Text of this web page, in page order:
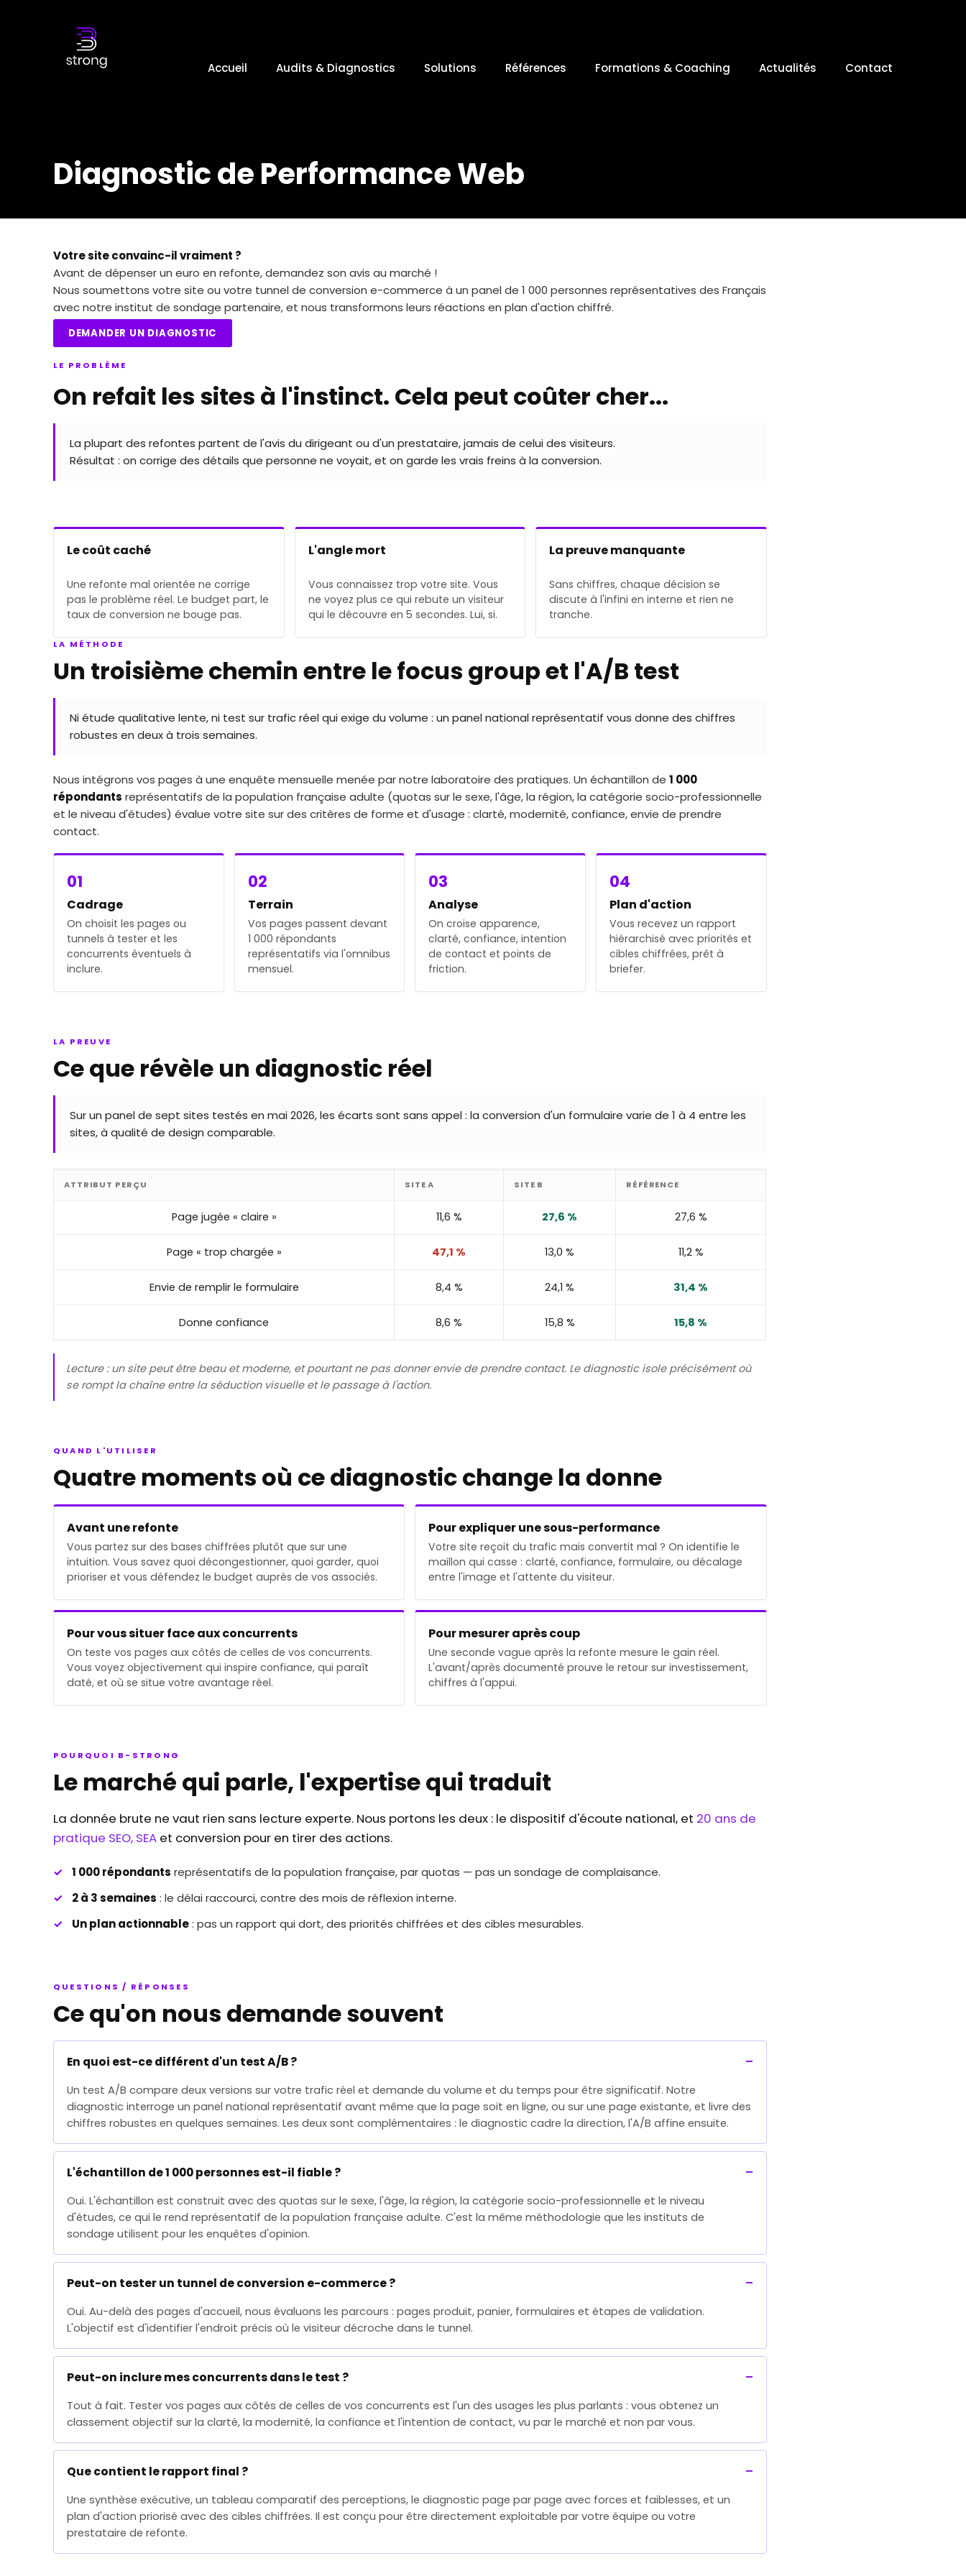
Accueil Audits & Diagnostics Solutions Références Formations & Coaching Actualités Contact
Diagnostic de Performance Web
Votre site convainc-il vraiment ?
Avant de dépenser un euro en refonte, demandez son avis au marché !
Nous soumettons votre site ou votre tunnel de conversion e-commerce à un panel de 1 000 personnes représentatives des Français
avec notre institut de sondage partenaire, et nous transformons leurs réactions en plan d'action chiffré.
DEMANDER UN DIAGNOSTIC
LE PROBLÈME
On refait les sites à l'instinct. Cela peut coûter cher...
La plupart des refontes partent de l'avis du dirigeant ou d'un prestataire, jamais de celui des visiteurs.
Résultat : on corrige des détails que personne ne voyait, et on garde les vrais freins à la conversion.
Le coût caché
Une refonte mal orientée ne corrige
pas le problème réel. Le budget part, le
taux de conversion ne bouge pas.
L'angle mort
Vous connaissez trop votre site. Vous
ne voyez plus ce qui rebute un visiteur
qui le découvre en 5 secondes. Lui, si.
La preuve manquante
Sans chiffres, chaque décision se
discute à l'infini en interne et rien ne
tranche.
LA MÉTHODE
Un troisième chemin entre le focus group et l'A/B test
Ni étude qualitative lente, ni test sur trafic réel qui exige du volume : un panel national représentatif vous donne des chiffres
robustes en deux à trois semaines.
Nous intégrons vos pages à une enquête mensuelle menée par notre laboratoire des pratiques. Un échantillon de 1 000
répondants représentatifs de la population française adulte (quotas sur le sexe, l'âge, la région, la catégorie socio-professionnelle
et le niveau d'études) évalue votre site sur des critères de forme et d'usage : clarté, modernité, confiance, envie de prendre
contact.
01
Cadrage
On choisit les pages ou
tunnels à tester et les
concurrents éventuels à
inclure.
02
Terrain
Vos pages passent devant
1 000 répondants
représentatifs via l'omnibus
mensuel.
03
Analyse
On croise apparence,
clarté, confiance, intention
de contact et points de
friction.
04
Plan d'action
Vous recevez un rapport
hiérarchisé avec priorités et
cibles chiffrées, prêt à
briefer.
LA PREUVE
Ce que révèle un diagnostic réel
Sur un panel de sept sites testés en mai 2026, les écarts sont sans appel : la conversion d'un formulaire varie de 1 à 4 entre les
sites, à qualité de design comparable.
ATTRIBUT PERÇU SITE A SITE B RÉFÉRENCE
Page jugée « claire » 11,6 % 27,6 % 27,6 %
Page « trop chargée » 47,1 % 13,0 % 11,2 %
Envie de remplir le formulaire 8,4 % 24,1 % 31,4 %
Donne confiance 8,6 % 15,8 % 15,8 %
Lecture : un site peut être beau et moderne, et pourtant ne pas donner envie de prendre contact. Le diagnostic isole précisément où
se rompt la chaîne entre la séduction visuelle et le passage à l'action.
QUAND L'UTILISER
Quatre moments où ce diagnostic change la donne
Avant une refonte
Vous partez sur des bases chiffrées plutôt que sur une
intuition. Vous savez quoi décongestionner, quoi garder, quoi
prioriser et vous défendez le budget auprès de vos associés.
Pour expliquer une sous-performance
Votre site reçoit du trafic mais convertit mal ? On identifie le
maillon qui casse : clarté, confiance, formulaire, ou décalage
entre l'image et l'attente du visiteur.
Pour vous situer face aux concurrents
On teste vos pages aux côtés de celles de vos concurrents.
Vous voyez objectivement qui inspire confiance, qui paraît
daté, et où se situe votre avantage réel.
Pour mesurer après coup
Une seconde vague après la refonte mesure le gain réel.
L'avant/après documenté prouve le retour sur investissement,
chiffres à l'appui.
POURQUOI B-STRONG
Le marché qui parle, l'expertise qui traduit
La donnée brute ne vaut rien sans lecture experte. Nous portons les deux : le dispositif d'écoute national, et 20 ans de
pratique SEO, SEA et conversion pour en tirer des actions.
1 000 répondants représentatifs de la population française, par quotas — pas un sondage de complaisance.
2 à 3 semaines : le délai raccourci, contre des mois de réflexion interne.
Un plan actionnable: pas un rapport qui dort, des priorités chiffrées et des cibles mesurables.
QUESTIONS / RÉPONSES
Ce qu'on nous demande souvent
En quoi est-ce différent d'un test A/B ?
Un test A/B compare deux versions sur votre trafic réel et demande du volume et du temps pour être significatif. Notre
diagnostic interroge un panel national représentatif avant même que la page soit en ligne, ou sur une page existante, et livre des
chiffres robustes en quelques semaines. Les deux sont complémentaires : le diagnostic cadre la direction, l'A/B affine ensuite.
L'échantillon de 1 000 personnes est-il fiable ?
Oui. L'échantillon est construit avec des quotas sur le sexe, l'âge, la région, la catégorie socio-professionnelle et le niveau
d'études, ce qui le rend représentatif de la population française adulte. C'est la même méthodologie que les instituts de
sondage utilisent pour les enquêtes d'opinion.
Peut-on tester un tunnel de conversion e-commerce ?
Oui. Au-delà des pages d'accueil, nous évaluons les parcours : pages produit, panier, formulaires et étapes de validation.
L'objectif est d'identifier l'endroit précis où le visiteur décroche dans le tunnel.
Peut-on inclure mes concurrents dans le test ?
Tout à fait. Tester vos pages aux côtés de celles de vos concurrents est l'un des usages les plus parlants : vous obtenez un
classement objectif sur la clarté, la modernité, la confiance et l'intention de contact, vu par le marché et non par vous.
Que contient le rapport final ?
Une synthèse exécutive, un tableau comparatif des perceptions, le diagnostic page par page avec forces et faiblesses, et un
plan d'action priorisé avec des cibles chiffrées. Il est conçu pour être directement exploitable par votre équipe ou votre
prestataire de refonte.